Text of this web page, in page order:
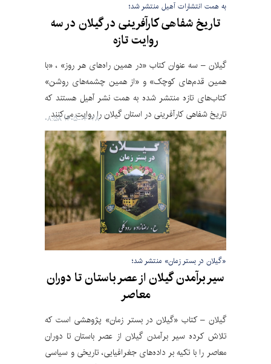
به همت انتشارات آهیل منتشر شد؛
تاریخ شفاهی کارآفرینی در گیلان در سه
روایت تازه
گیلان – سه عنوان کتاب «در همین راه‌های هر روز» ، «با
همین قدم‌های کوچک» و «از همین چشمه‌های روشن»
کتاب‌های تازه منتشر شده به همت نشر آهیل هستند که
تاریخ شفاهی کارآفرینی در استان گیلان را روایت می‌کنند.
۱۴۰۵-۰۴-۲۸ ۰۸:۵۸
«گیلان در بستر زمان» منتشر شد؛
سیر برآمدن گیلان از عصر باستان تا دوران
معاصر
گیلان – کتاب «گیلان در بستر زمان» پژوهشی است که
تلاش کرده سیر برآمدن گیلان از عصر باستان تا دوران
معاصر را با تکیه بر داده‌های جغرافیایی، تاریخی و سیاسی